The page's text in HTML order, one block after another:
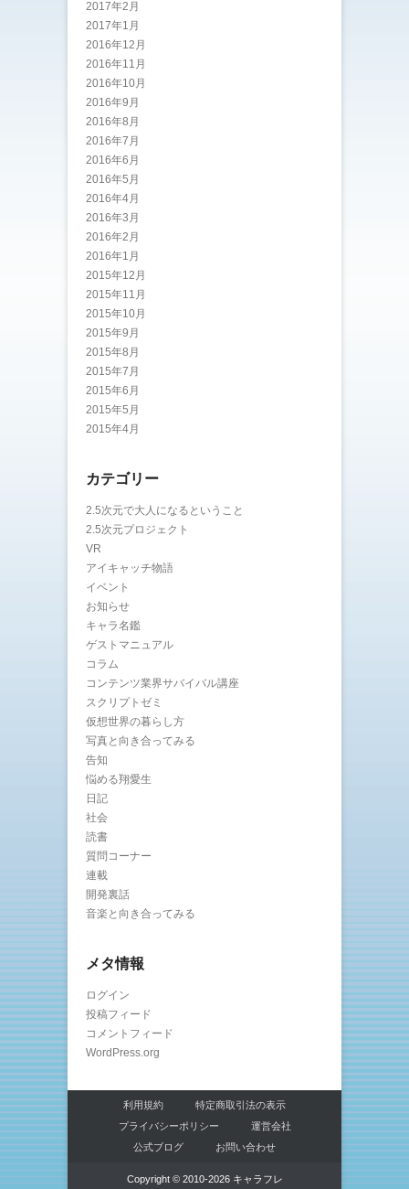
2017年2月
2017年1月
2016年12月
2016年11月
2016年10月
2016年9月
2016年8月
2016年7月
2016年6月
2016年5月
2016年4月
2016年3月
2016年2月
2016年1月
2015年12月
2015年11月
2015年10月
2015年9月
2015年8月
2015年7月
2015年6月
2015年5月
2015年4月
カテゴリー
2.5次元で大人になるということ
2.5次元プロジェクト
VR
アイキャッチ物語
イベント
お知らせ
キャラ名鑑
ゲストマニュアル
コラム
コンテンツ業界サバイバル講座
スクリプトゼミ
仮想世界の暮らし方
写真と向き合ってみる
告知
悩める翔愛生
日記
社会
読書
質問コーナー
連載
開発裏話
音楽と向き合ってみる
メタ情報
ログイン
投稿フィード
コメントフィード
WordPress.org
利用規約
特定商取引法の表示
プライバシーポリシー
運営会社
公式ブログ
お問い合わせ
Copyright © 2010-2026 キャラフレ